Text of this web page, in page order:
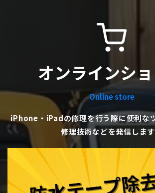
オンラインシ
Online store
iPhone・iPadの修理を行う際に便利な
修理技術などを発信します